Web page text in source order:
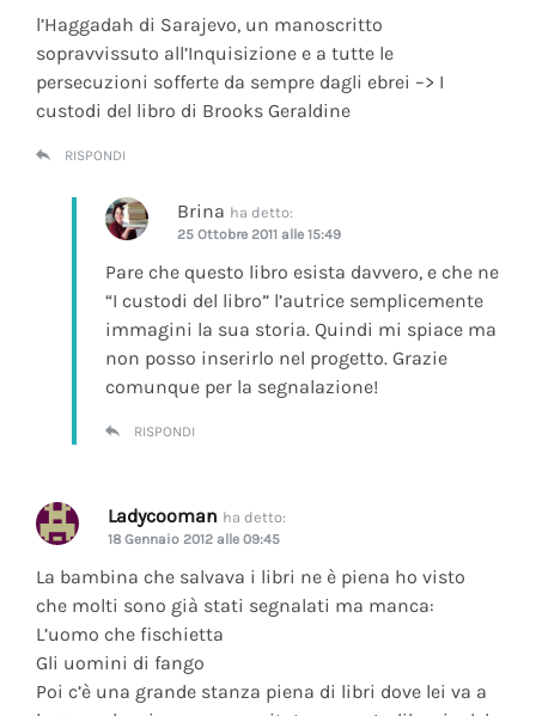
l’Haggadah di Sarajevo, un manoscritto
sopravvissuto all’Inquisizione e a tutte le
persecuzioni sofferte da sempre dagli ebrei –> I
custodi del libro di Brooks Geraldine
RISPONDI
Brina ha detto:
25 Ottobre 2011 alle 15:49
Pare che questo libro esista davvero, e che ne
“I custodi del libro” l’autrice semplicemente
immagini la sua storia. Quindi mi spiace ma
non posso inserirlo nel progetto. Grazie
comunque per la segnalazione!
RISPONDI
Ladycooman ha detto:
18 Gennaio 2012 alle 09:45
La bambina che salvava i libri ne è piena ho visto
che molti sono già stati segnalati ma manca:
L’uomo che fischietta
Gli uomini di fango
Poi c’è una grande stanza piena di libri dove lei va a